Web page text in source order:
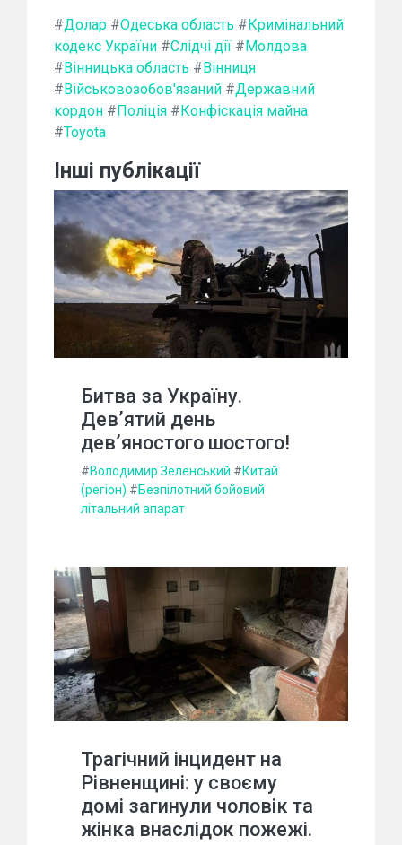
#Долар #Одеська область #Кримінальний
кодекс України #Слідчі дії #Молдова
#Вінницька область #Вінниця
#Військовозобов'язаний #Державний
кордон #Поліція #Конфіскація майна
#Toyota
Інші публікації
Битва за Україну.
Дев’ятий день
дев’яностого шостого!
#Володимир Зеленський #Китай
(регіон) #Безпілотний бойовий
літальний апарат
Трагічний інцидент на
Рівненщині: у своєму
домі загинули чоловік та
жінка внаслідок пожежі.